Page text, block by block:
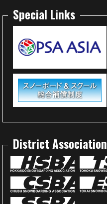
Special Links
District Association